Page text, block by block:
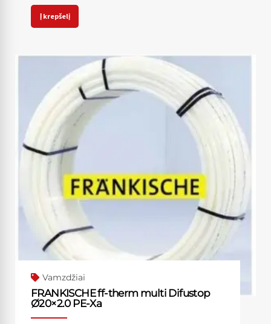
Į krepšelį
Vamzdžiai
FRANKISCHE ff-therm multi Difustop
Ø20×2.0 PE-Xa